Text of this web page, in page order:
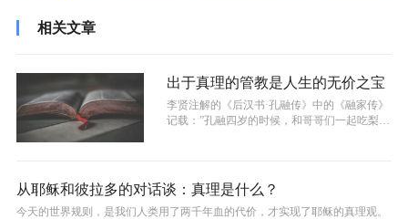
相关文章
出于真理的管教是人生的无价之宝
李贤注解的《后汉书·孔融传》中的《融家传》
记载：”孔融四岁的时候，和哥哥们一起吃梨，
从耶稣和彼拉多的对话谈：真理是什么？
今天的世界规则，是我们人类用了两千年血的代价，才实现了耶稣的真理观。